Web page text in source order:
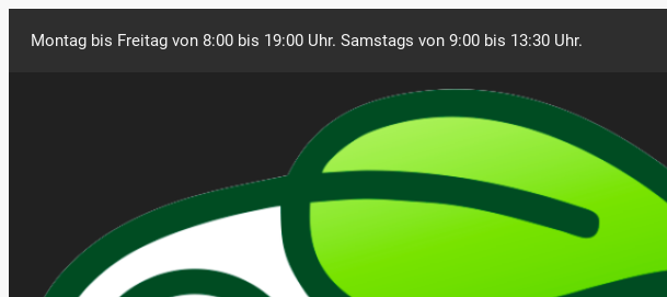
Montag bis Freitag von 8:00 bis 19:00 Uhr. Samstags von 9:00 bis 13:30 Uhr.